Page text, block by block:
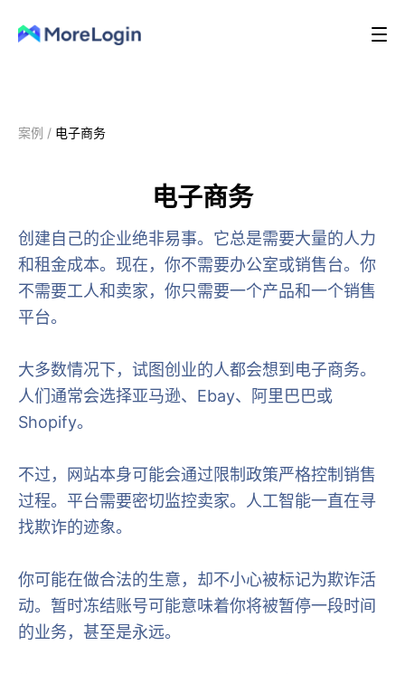
案例 / 电子商务
电子商务
创建自己的企业绝非易事。它总是需要大量的人力
和租金成本。现在，你不需要办公室或销售台。你
不需要工人和卖家，你只需要一个产品和一个销售
平台。
大多数情况下，试图创业的人都会想到电子商务。
人们通常会选择亚马逊、Ebay、阿里巴巴或
Shopify。
不过，网站本身可能会通过限制政策严格控制销售
过程。平台需要密切监控卖家。人工智能一直在寻
找欺诈的迹象。
你可能在做合法的生意，却不小心被标记为欺诈活
动。暂时冻结账号可能意味着你将被暂停一段时间
的业务，甚至是永远。